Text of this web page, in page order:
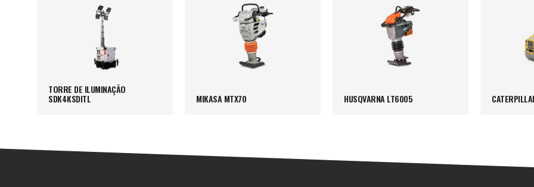
TORRE DE ILUMINAÇÃO
SDK4KSDITL MIKASA MTX70 HUSQVARNA LT6005